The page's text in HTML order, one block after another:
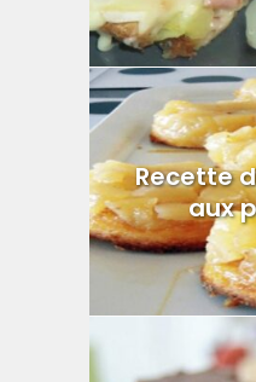
Recette
aux